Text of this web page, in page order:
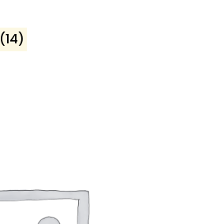
(14)